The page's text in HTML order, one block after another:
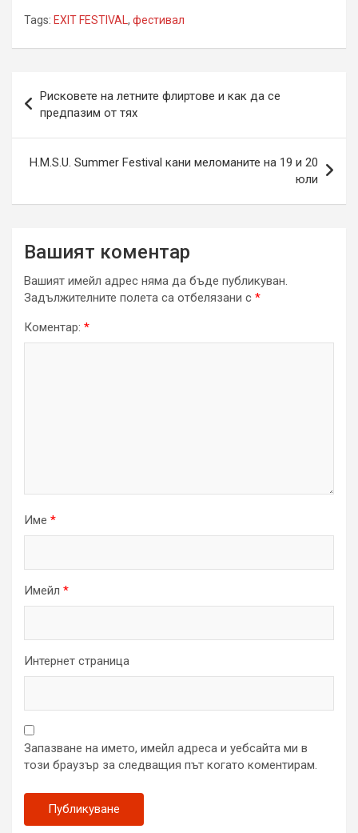
Tags: EXIT FESTIVAL , фестивал
Рисковете на летните флиртове и как да се
предпазим от тях
H.M.S.U. Summer Festival кани меломаните на 19 и 20
юли
Вашият коментар
Вашият имейл адрес няма да бъде публикуван.
Задължителните полета са отбелязани с *
Коментар: *
Име *
Имейл *
Интернет страница
Запазване на името, имейл адреса и уебсайта ми в
този браузър за следващия път когато коментирам.